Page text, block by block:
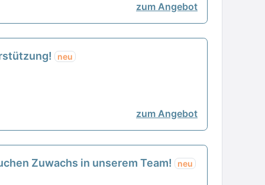
zum Angebot
neu
zum Angebot
Zuwachs in unserem Team! neu